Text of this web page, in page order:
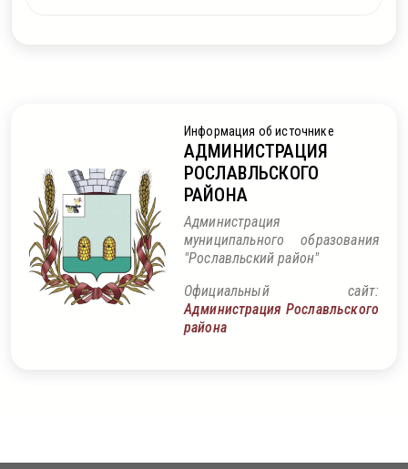
Информация об источнике
АДМИНИСТРАЦИЯ
РОСЛАВЛЬСКОГО
РАЙОНА
Администрация
муниципального образования
"Рославльский район"
Официальный сайт:
Администрация Рославльского
района